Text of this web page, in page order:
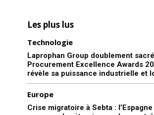
flambeau de son homologue
la première fois dans l’histoire
de l’organisation panafricaine
que la Mauritanie en organise
le sommet. Axée sur…
In "Afrique"Les plus lus
Technologie
Laprophan Group doublement
Procurement Excellence Awards
révèle sa puissance industrielle et
Europe
Crise migratoire à Sebta :